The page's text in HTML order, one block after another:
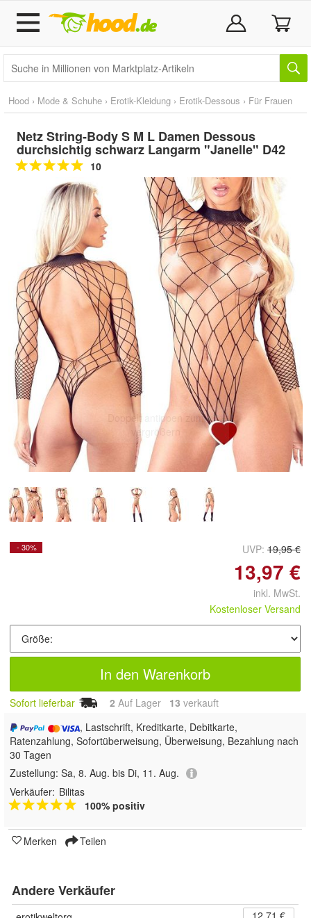
Hood › Mode & Schuhe › Erotik-Kleidung › Erotik-Dessous › Für Frauen
Netz String-Body S M L Damen Dessous
durchsichtig schwarz Langarm "Janelle" D42
10
Doppelt antippen zum
vergrößern
- 30% UVP: 19,95 €
13,97 €
inkl. MwSt.
Kostenloser Versand
In den Warenkorb
Sofort lieferbar 2 Auf Lager 13 verkauft
, Lastschrift, Kreditkarte, Debitkarte,
Ratenzahlung, Sofortüberweisung, Überweisung, Bezahlung nach
30 Tagen
Zustellung: Sa, 8. Aug. bis Di, 11. Aug.
Verkäufer: Bilitas
100% positiv
Merken Teilen
Andere Verkäufer